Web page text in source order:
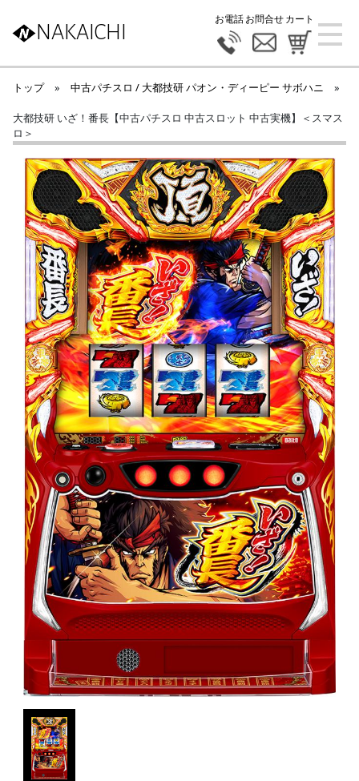
NAKAICHI
お電話お問合せカート
トップ » 中古パチスロ / 大都技研 パオン・ディーピー サボハニ »
大都技研 いざ！番長【中古パチスロ 中古スロット 中古実機】＜スマス
ロ＞